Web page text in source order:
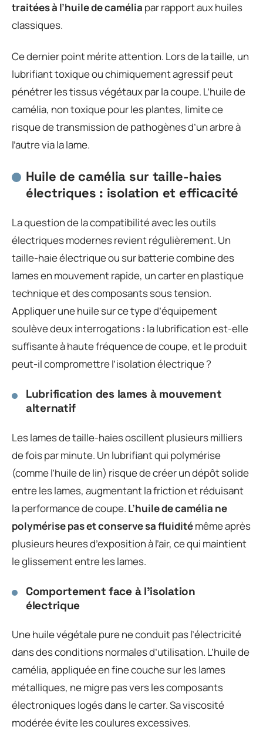
traitées à l’huile de camélia par rapport aux huiles
classiques.
Ce dernier point mérite attention. Lors de la taille, un
lubrifiant toxique ou chimiquement agressif peut
pénétrer les tissus végétaux par la coupe. L’huile de
camélia, non toxique pour les plantes, limite ce
risque de transmission de pathogènes d’un arbre à
l’autre via la lame.
Huile de camélia sur taille-haies
électriques : isolation et efficacité
La question de la compatibilité avec les outils
électriques modernes revient régulièrement. Un
taille-haie électrique ou sur batterie combine des
lames en mouvement rapide, un carter en plastique
technique et des composants sous tension.
Appliquer une huile sur ce type d’équipement
soulève deux interrogations : la lubrification est-elle
suffisante à haute fréquence de coupe, et le produit
peut-il compromettre l’isolation électrique ?
Lubrification des lames à mouvement
alternatif
Les lames de taille-haies oscillent plusieurs milliers
de fois par minute. Un lubrifiant qui polymérise
(comme l’huile de lin) risque de créer un dépôt solide
entre les lames, augmentant la friction et réduisant
la performance de coupe. L’huile de camélia ne
polymérise pas et conserve sa fluiditémême après
plusieurs heures d’exposition à l’air, ce qui maintient
le glissement entre les lames.
Comportement face à l’isolation
électrique
Une huile végétale pure ne conduit pas l’électricité
dans des conditions normales d’utilisation. L’huile de
camélia, appliquée en fine couche sur les lames
métalliques, ne migre pas vers les composants
électroniques logés dans le carter. Sa viscosité
modérée évite les coulures excessives.